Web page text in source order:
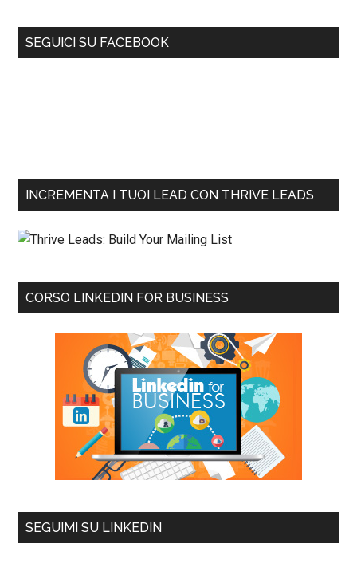
SEGUICI SU FACEBOOK
INCREMENTA I TUOI LEAD CON THRIVE LEADS
CORSO LINKEDIN FOR BUSINESS
SEGUIMI SU LINKEDIN